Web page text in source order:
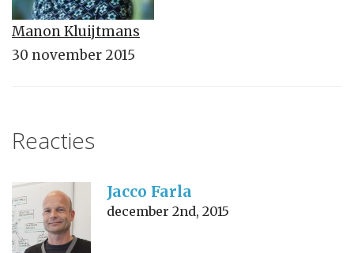
Manon Kluijtmans
30 november 2015
Reacties
Jacco Farla
december 2nd, 2015